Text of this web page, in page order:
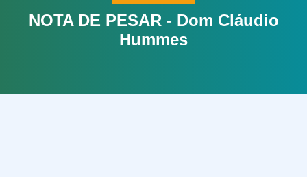
NOTA DE PESAR - Dom Cláudio
Hummes